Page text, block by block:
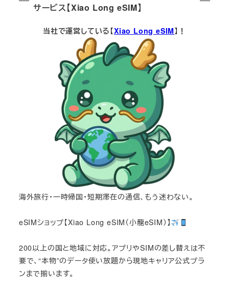
サービス【Xiao Long eSIM】
当社で運営している【Xiao Long eSIM】！
海外旅行・一時帰国・短期滞在の通信、もう迷わない。
eSIMショップ【Xiao Long eSIM（小龍eSIM）】
200以上の国と地域に対応。アプリやSIMの差し替えは不
要で、“本物”のデータ使い放題から現地キャリア公式プラ
ンまで揃います。